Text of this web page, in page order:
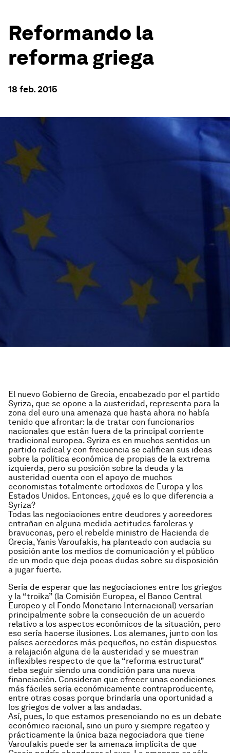
Reformando la
reforma griega
18 feb. 2015
El nuevo Gobierno de Grecia, encabezado por el partido
Syriza, que se opone a la austeridad, representa para la
zona del euro una amenaza que hasta ahora no había
tenido que afrontar: la de tratar con funcionarios
nacionales que están fuera de la principal corriente
tradicional europea. Syriza es en muchos sentidos un
partido radical y con frecuencia se califican sus ideas
sobre la política económica de propias de la extrema
izquierda, pero su posición sobre la deuda y la
austeridad cuenta con el apoyo de muchos
economistas totalmente ortodoxos de Europa y los
Estados Unidos. Entonces, ¿qué es lo que diferencia a
Syriza?
Todas las negociaciones entre deudores y acreedores
entrañan en alguna medida actitudes faroleras y
bravuconas, pero el rebelde ministro de Hacienda de
Grecia, Yanis Varoufakis, ha planteado con audacia su
posición ante los medios de comunicación y el público
de un modo que deja pocas dudas sobre su disposición
a jugar fuerte.
Sería de esperar que las negociaciones entre los griegos
y la “troika” (la Comisión Europea, el Banco Central
Europeo y el Fondo Monetario Internacional) versarían
principalmente sobre la consecución de un acuerdo
relativo a los aspectos económicos de la situación, pero
eso sería hacerse ilusiones. Los alemanes, junto con los
países acreedores más pequeños, no están dispuestos
a relajación alguna de la austeridad y se muestran
inflexibles respecto de que la “reforma estructural”
deba seguir siendo una condición para una nueva
financiación. Consideran que ofrecer unas condiciones
más fáciles sería económicamente contraproducente,
entre otras cosas porque brindaría una oportunidad a
los griegos de volver a las andadas.
Así, pues, lo que estamos presenciando no es un debate
económico racional, sino un puro y siempre regateo y
prácticamente la única baza negociadora que tiene
Varoufakis puede ser la amenaza implícita de que